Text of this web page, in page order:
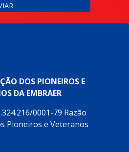
DOS PIONEIROS E
DA EMBRAER
0001-79 Razão
Pioneiros e Veteranos